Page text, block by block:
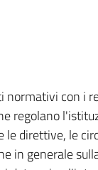
con i
regolano
direttive, le
in generale